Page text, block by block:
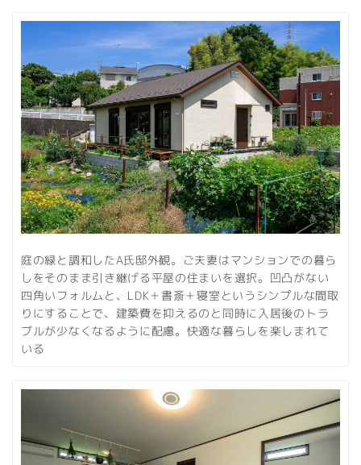
庭の緑と調和したA氏邸外観。ご夫妻はマンションでの暮ら
しをそのまま引き継げる平屋の住まいを選択。凹凸がない
四角いフォルムと、LDK＋書斎＋寝室というシンプルな間取
りにすることで、建築費を抑えるのと同時に入居後のトラ
ブルが少なくなるように配慮。快適な暮らしを楽しまれて
いる